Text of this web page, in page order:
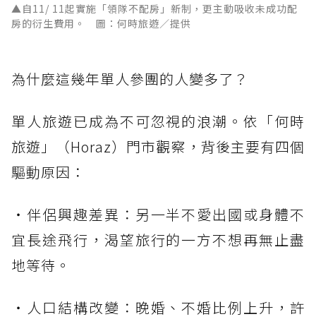
▲自11/ 11起實施「領隊不配房」新制，更主動吸收未成功配
房的衍生費用。 圖：何時旅遊／提供
為什麼這幾年單人參團的人變多了？
單人旅遊已成為不可忽視的浪潮。依「何時
旅遊」（Horaz）門市觀察，背後主要有四個
驅動原因：
・伴侶興趣差異：另一半不愛出國或身體不
宜長途飛行，渴望旅行的一方不想再無止盡
地等待。
・人口結構改變：晚婚、不婚比例上升，許